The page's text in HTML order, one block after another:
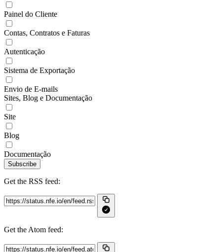
Painel do Cliente
Contas, Contratos e Faturas
Autenticação
Sistema de Exportação
Envio de E-mails
Sites, Blog e Documentação
Site
Blog
Documentação
Subscribe
Get the RSS feed:
Get the Atom feed: